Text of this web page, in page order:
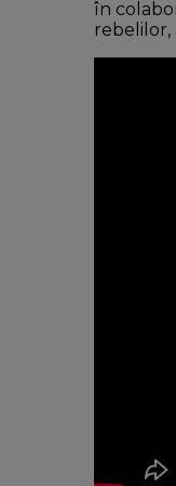
în
rebelilor,